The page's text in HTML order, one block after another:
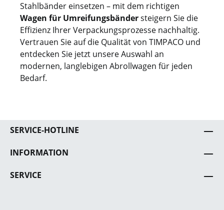
Stahlbänder einsetzen – mit dem richtigen
Wagen für Umreifungsbändersteigern Sie die
Effizienz Ihrer Verpackungsprozesse nachhaltig.
Vertrauen Sie auf die Qualität von TIMPACO und
entdecken Sie jetzt unsere Auswahl an
modernen, langlebigen Abrollwagen für jeden
Bedarf.
SERVICE-HOTLINE
INFORMATION
SERVICE